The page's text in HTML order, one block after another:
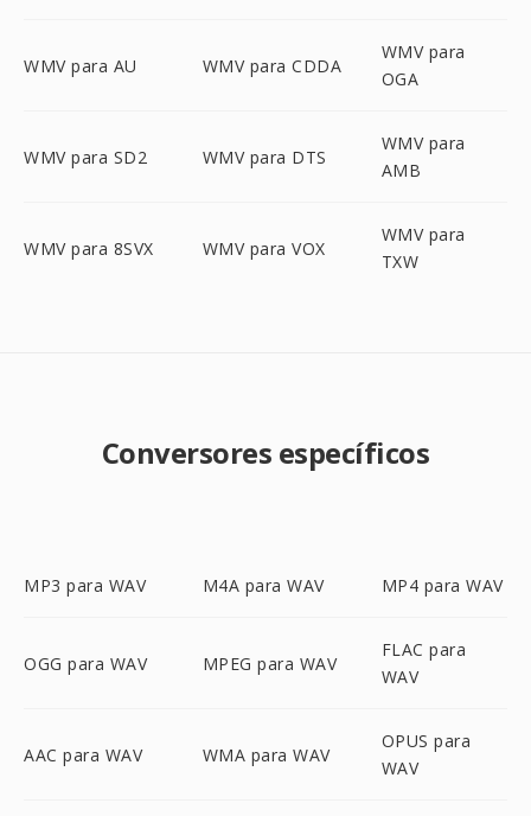
WMV para AU WMV para CDDA
WMV para
OGA
WMV para SD2 WMV para DTS
WMV para
AMB
WMV para 8SVX WMV para VOX
WMV para
TXW
Conversores específicos
MP3 para WAV M4A para WAV MP4 para WAV
OGG para WAV MPEG para WAV
FLAC para
WAV
AAC para WAV WMA para WAV
OPUS para
WAV